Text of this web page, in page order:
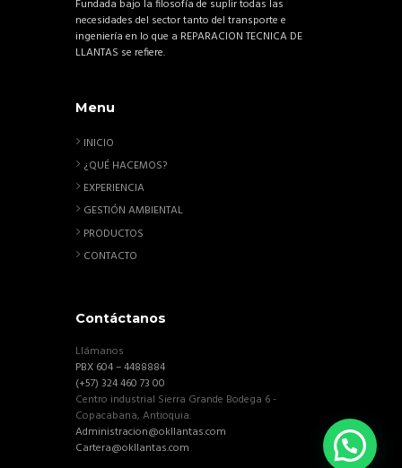
Fundada bajo la filosofía de suplir todas las
necesidades del sector tanto del transporte e
ingeniería en lo que a REPARACION TECNICA DE
LLANTAS se refiere.
Menu
INICIO
¿QUÉ HACEMOS?
EXPERIENCIA
GESTIÓN AMBIENTAL
PRODUCTOS
CONTACTO
Contáctanos
Llámanos
PBX 604 – 4488884
(+57) 324 460 73 00
Centro industrial Sierra Grande Bodega 6 -
Copacabana, Antioquia.
Administracion@okllantas.com
Cartera@okllantas.com